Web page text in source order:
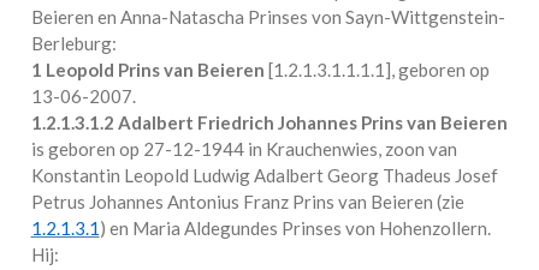
Beieren en Anna-Natascha Prinses von Sayn-Wittgenstein-
Berleburg:
1 Leopold Prins van Beieren [1.2.1.3.1.1.1.1 ], geboren op
13-06-2007.
1.2.1.3.1.2 Adalbert Friedrich Johannes Prins van Beieren
is geboren op 27-12-1944 in Krauchenwies, zoon van
Konstantin Leopold Ludwig Adalbert Georg Thadeus Josef
Petrus Johannes Antonius Franz Prins van Beieren (zie
1.2.1.3.1) en Maria Aldegundes Prinses von Hohenzollern.
Hij: